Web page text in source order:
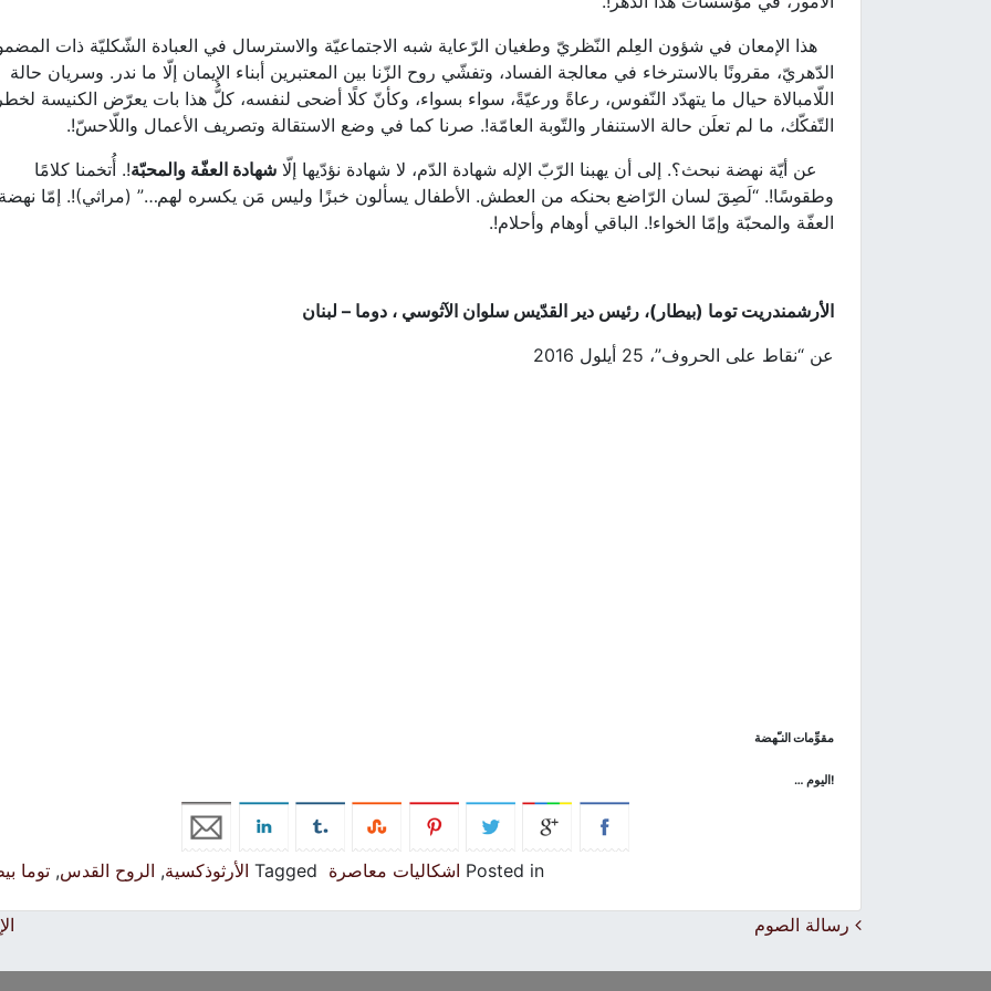
هذا الإمعان في شؤون العِلم النّظريّ وطغيان الرّعاية شبه الاجتماعيّة والاسترسال في العبادة الشّكليّة ذات
الدّهريّ، مقرونًا بالاسترخاء في معالجة الفساد، وتفشّي روح الزّنا بين المعتبرين أبناء الإيمان إلّا ما ندر. وسريان حالة
اللّامبالاة حيال ما يتهدّد النّفوس، رعاةً ورعيّةً، سواء بسواء، وكأنّ كلًا أضحى لنفسه، كلُّ هذا بات يعرّض الكنيسة
التّفكّك، ما لم تعلَن حالة الاستنفار والتّوبة العامّة!. صرنا كما في وضع الاستقالة وتصريف الأعمال واللّاحسّ!.
عن أيّة نهضة نبحث؟. إلى أن يهبنا الرّبّ الإله شهادة الدّم، لا شهادة نؤدّيها إلّا شهادة العفّة والمحبّة!. أُتخمنا كلامًا
وطقوسًا!. “لَصِقَ لسان الرّاضع بحنكه من العطش. الأطفال يسألون خبزًا وليس مَن يكسره لهم…” (مراثي)!. إمّا
العفّة والمحبّة وإمّا الخواء!. الباقي أوهام وأحلام!.
الأرشمندريت توما (بيطار)، رئيس دير القدّيس سلوان الآثوسي ، دوما – لبنان
عن “نقاط على الحروف”، 25 أيلول 2016
مقوِّمات النـّهضة
… اليوم!
Posted in اشكاليات معاصرة Tagged الأرثوذكسية, الروح القدس, توما
Post navigation
رسالة الصوم